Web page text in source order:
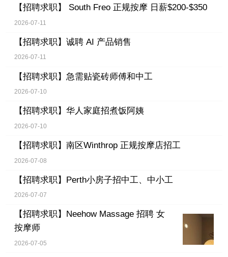
【招聘求职】 South Freo 正规按摩 日薪$200-$350
2026-07-11
【招聘求职】 诚聘 AI 产品销售
2026-07-11
【招聘求职】 急需贴瓷砖师傅和中工
2026-07-10
【招聘求职】 华人家庭招煮饭阿姨
2026-07-10
【招聘求职】 南区Winthrop 正规按摩店招工
2026-07-08
【招聘求职】 Perth小房子招中工、中小工
2026-07-07
【招聘求职】
Neehow Massage 招聘 女
按摩师
2026-07-05